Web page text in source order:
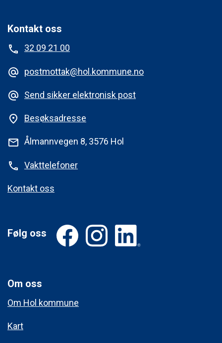
Kontakt oss
phone
32 09 21 00
alternate_email postmottak@hol.kommune.no
alternate_email Send sikker elektronisk post
place Besøksadresse
mail Ålmannvegen 8, 3576 Hol
phone Vakttelefoner
Kontakt oss
Følg oss
Om oss
Om Hol kommune
Kart